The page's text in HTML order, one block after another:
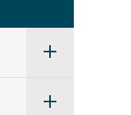
Undermeny
oss
Undermeny